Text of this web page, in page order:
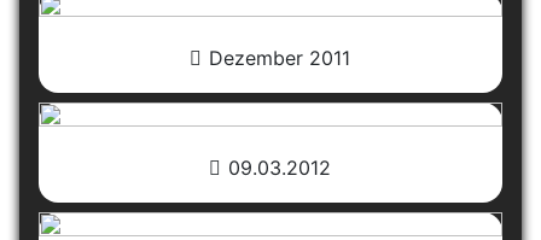
Dezember 2011
09.03.2012